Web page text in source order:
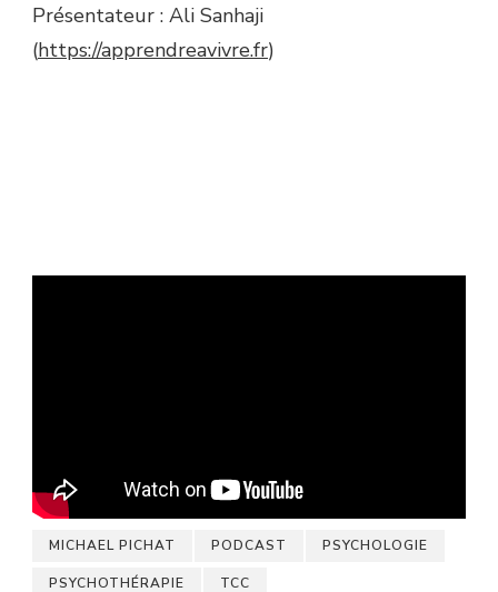
Présentateur : Ali Sanhaji
(https://apprendreavivre.fr)
MICHAEL PICHAT PODCAST PSYCHOLOGIE
PSYCHOTHÉRAPIE TCC